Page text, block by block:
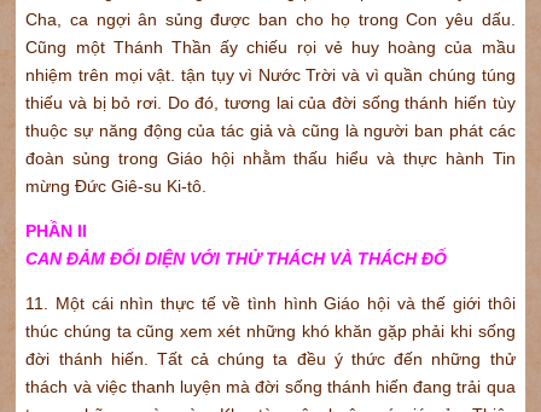
Cha, ca ngợi ân sủng được ban cho họ trong Con yêu dấu.
Cũng một Thánh Thần ấy chiếu rọi vẻ huy hoàng của mầu
nhiệm trên mọi vật. tận tụy vì Nước Trời và vì quần chúng túng
thiếu và bị bỏ rơi. Do đó, tương lai của đời sống thánh hiến tùy
thuộc sự năng động của tác giả và cũng là người ban phát các
đoàn sủng trong Giáo hội nhằm thấu hiểu và thực hành Tin
mừng Đức Giê-su Ki-tô.
PHẦN II
CAN ĐẢM ĐỐI DIỆN VỚI THỬ THÁCH VÀ THÁCH ĐỐ
11. Một cái nhìn thực tế về tình hình Giáo hội và thế giới thôi
thúc chúng ta cũng xem xét những khó khăn gặp phải khi sống
đời thánh hiến. Tất cả chúng ta đều ý thức đến những thử
thách và việc thanh luyện mà đời sống thánh hiến đang trải qua